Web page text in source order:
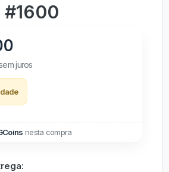
juros
nesta compra